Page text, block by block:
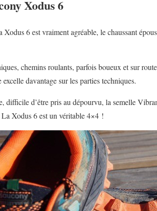
Xodus 6
Xodus 6 est vraiment agréable, le chaussant
chemins roulants, parfois boueux et sur
davantage sur les parties techniques.
difficile d’être pris au dépourvu, la semelle
Xodus 6 est un véritable 4×4 !